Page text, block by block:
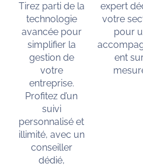
Tirez parti de la
technologie
avancée pour
simplifier la
gestion de
votre
entreprise.
Profitez d’un
suivi
personnalisé et
illimité, avec un
conseiller
dédié,
expert
votre
pour
ent